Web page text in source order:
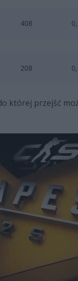
408
208
której przejść